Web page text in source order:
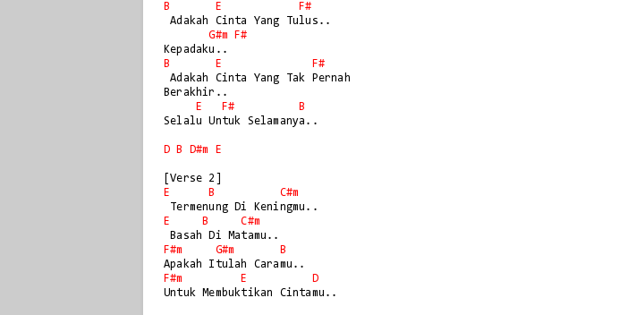
B
E
F#
Adakah Cinta Yang Tulus..
G#m
F#
B
E
F#
Adakah Cinta Yang Tak Pernah
Berakhir..
E
F#
B
Selalu Untuk Selamanya..
D B D#m E
E
B
C#m
E
B
C#m
F#m
G#m
B
F#m
E
D
Untuk Membuktikan Cintamu..